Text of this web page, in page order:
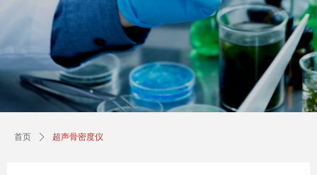
首页 ꄲ 超声骨密度仪